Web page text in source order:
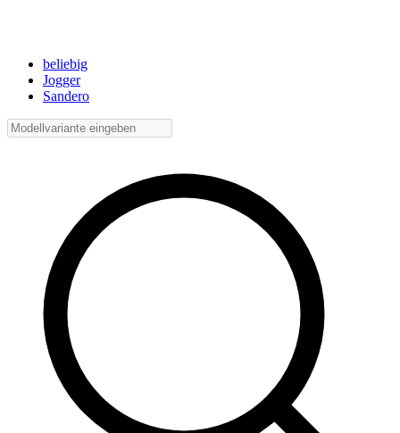
beliebig
Jogger
Sandero